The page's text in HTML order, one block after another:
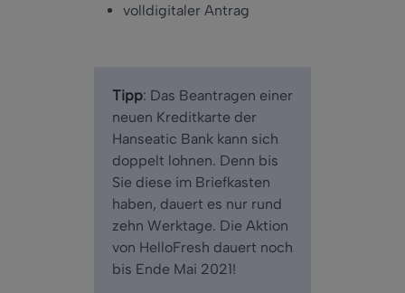
volldigitaler Antrag
Tipp: Das Beantragen einer
neuen Kreditkarte der
Hanseatic Bank kann sich
doppelt lohnen. Denn bis
Sie diese im Briefkasten
haben, dauert es nur rund
zehn Werktage. Die Aktion
von HelloFresh dauert noch
bis Ende Mai 2021!